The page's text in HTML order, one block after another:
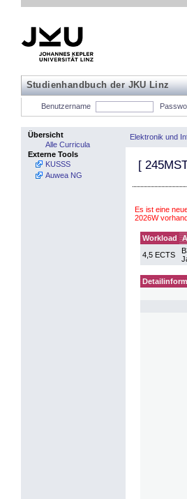
Studienhandbuch der JKU Linz
Benutzername
Übersicht
Alle Curricula
Externe Tools
KUSSS
Auwea NG
Elektronik und
[
Es ist eine
2026W
Workload
4,5 ECTS